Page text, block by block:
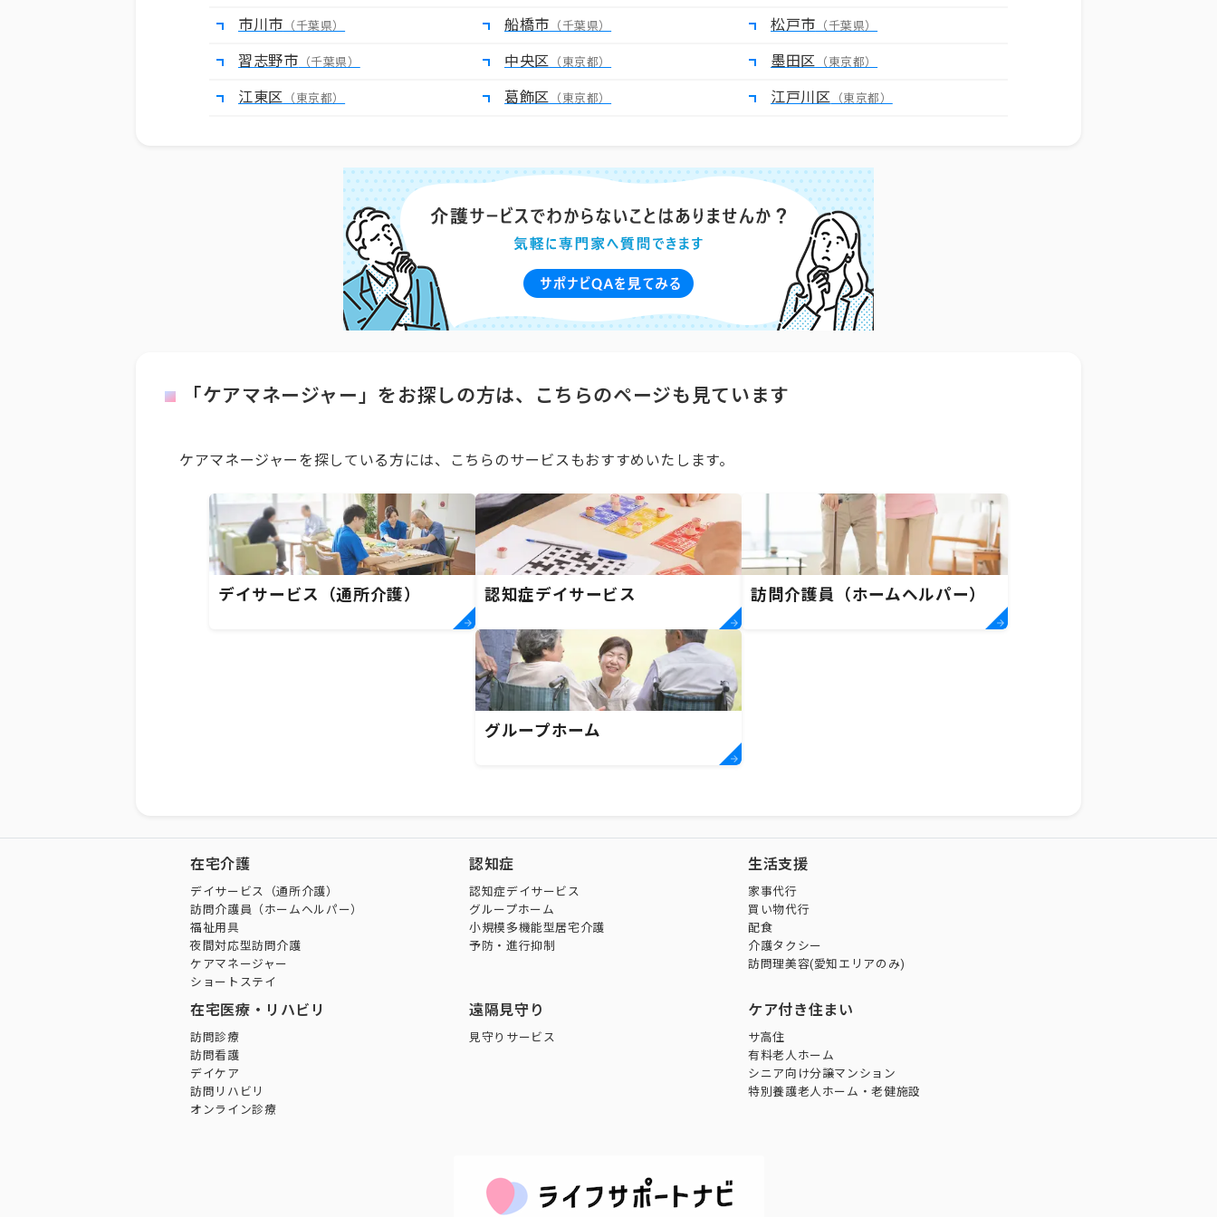
市川市 （千葉県） 船橋市 （千葉県） 松戸市 （千葉県）
習志野市 （千葉県） 中央区 （東京都） 墨田区 （東京都）
江東区 （東京都） 葛飾区 （東京都） 江戸川区 （東京都）
「ケアマネージャー」をお探しの方は、こちらのページも見ています
ケアマネージャーを探している方には、こちらのサービスもおすすめいたします。
デイサービス（通所介護） 認知症デイサービス 訪問介護員（ホームヘルパー）
グループホーム
在宅介護
デイサービス（通所介護）
訪問介護員（ホームヘルパー）
福祉用具
夜間対応型訪問介護
ケアマネージャー
ショートステイ
認知症
認知症デイサービス
グループホーム
小規模多機能型居宅介護
予防・進行抑制
生活支援
家事代行
買い物代行
配食
介護タクシー
訪問理美容(愛知エリアのみ)
在宅医療・リハビリ
訪問診療
訪問看護
デイケア
訪問リハビリ
オンライン診療
遠隔見守り
見守りサービス
ケア付き住まい
サ高住
有料老人ホーム
シニア向け分譲マンション
特別養護老人ホーム・老健施設